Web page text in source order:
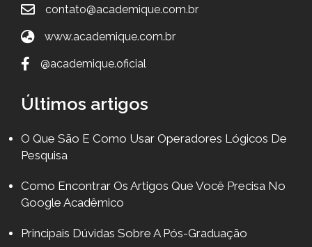
contato@academique.com.br
www.academique.com.br
@academique.oficial
Últimos artigos
O Que São E Como Usar Operadores Lógicos De
Pesquisa
Como Encontrar Os Artigos Que Você Precisa No
Google Acadêmico
Principais Dúvidas Sobre A Pós-Graduação